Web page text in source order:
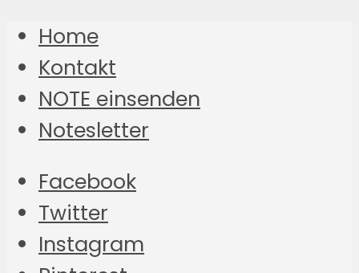
Home
Kontakt
NOTE einsenden
Notesletter
Facebook
Twitter
Instagram